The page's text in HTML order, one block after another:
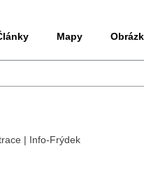
Mapy
| Info-Frýdek